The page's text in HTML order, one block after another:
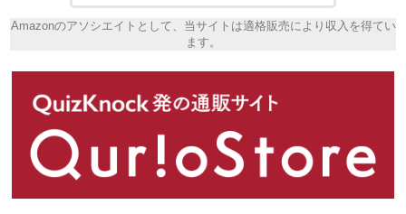
Amazonのアソシエイトとして、当サイトは適格販売により収入を得てい
ます。